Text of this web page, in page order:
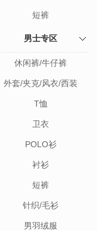
短裤
男士专区
休闲裤/牛仔裤
外套/夹克/风衣/西装
T恤
卫衣
POLO衫
衬衫
短裤
针织/毛衫
男羽绒服